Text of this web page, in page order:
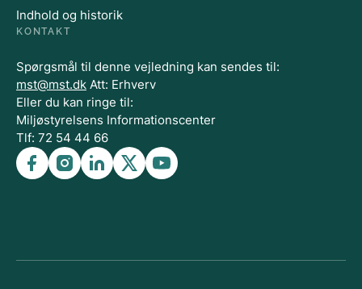
Indhold og historik
KONTAKT
Spørgsmål til denne vejledning kan sendes til:
mst@mst.dk Att: Erhverv
Eller du kan ringe til:
Miljøstyrelsens Informationscenter
Tlf: 72 54 44 66